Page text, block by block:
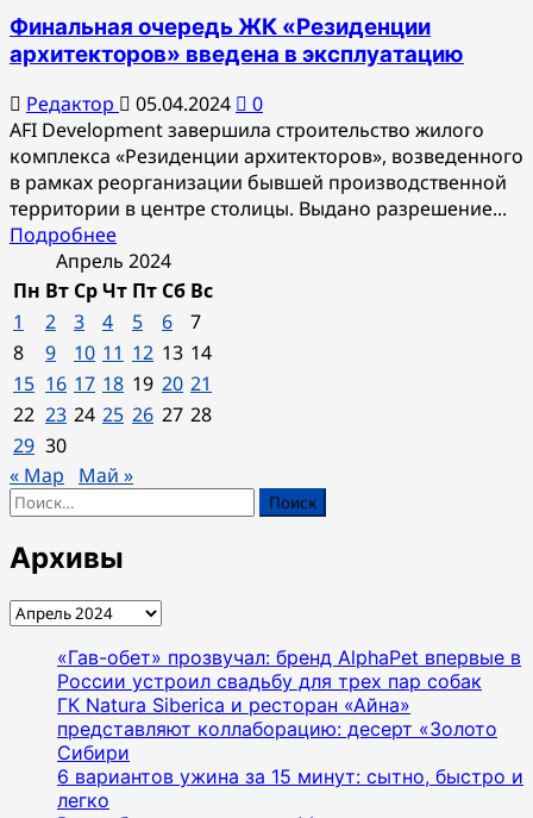
и
Совкомбанк:
ипотека»
на
коммерческие
помещения
Финальная очередь ЖК «Резиденции
архитекторов» введена в эксплуатацию
Редактор 05.04.2024
0
AFI Development завершила строительство жилого
комплекса «Резиденции архитекторов», возведенного
в рамках реорганизации бывшей производственной
территории в центре столицы. Выдано разрешение...
Подробнее
больше
о
Финальная
очередь
ЖК
«Резиденции
архитекторов»
в
эксплуатацию
Апрель 2024
Пн Вт СрЧт Пт Сб Вс
1
2 3 4 5 6
7
8
9 10 11 12 13 14
15 16 17 18 19 20 21
22 23 24 25 26 27 28
29 30
« Мар
Май »
Найти:
Архивы
Архивы
«Гав-обет» прозвучал: бренд AlphaPet впервые в
России устроил свадьбу для трех пар собак
ГК Natura Siberica и ресторан «Айна»
представляют коллаборацию: десерт «Золото
Сибири
6 вариантов ужина за 15 минут: сытно, быстро и
легко